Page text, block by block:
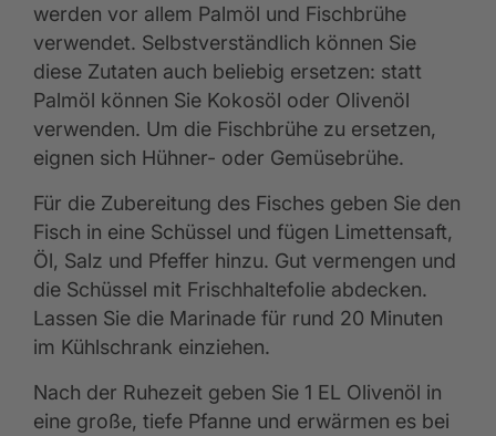
werden vor allem Palmöl und Fischbrühe
verwendet. Selbstverständlich können Sie
diese Zutaten auch beliebig ersetzen: statt
Palmöl können Sie Kokosöl oder Olivenöl
verwenden. Um die Fischbrühe zu ersetzen,
eignen sich Hühner- oder Gemüsebrühe.
Für die Zubereitung des Fisches geben Sie den
Fisch in eine Schüssel und fügen Limettensaft,
Öl, Salz und Pfeffer hinzu. Gut vermengen und
die Schüssel mit Frischhaltefolie abdecken.
Lassen Sie die Marinade für rund 20 Minuten
im Kühlschrank einziehen.
Nach der Ruhezeit geben Sie 1 EL Olivenöl in
eine große, tiefe Pfanne und erwärmen es bei